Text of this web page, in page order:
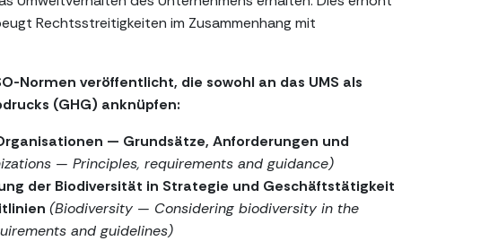
Rechtsstreitigkeiten im Zusammenhang mit
Normen veröffentlicht, die sowohl an das UMS als
(GHG) anknüpfen:
— Grundsätze, Anforderungen und
— Principles, requirements and guidance)
der Biodiversität in Strategie und Geschäftstätigkeit
(Biodiversity — Considering biodiversity in the
and guidelines)